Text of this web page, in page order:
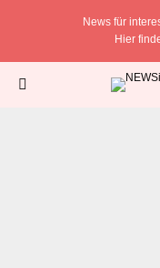
News für
Hier